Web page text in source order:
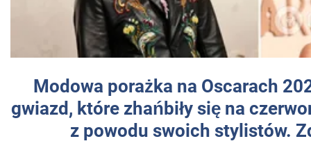
Modowa porażka na Oscarach
gwiazd, które zhańbiły się na
z powodu swoich stylistów.